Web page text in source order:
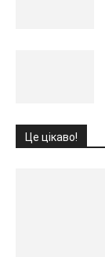
Це цікаво!